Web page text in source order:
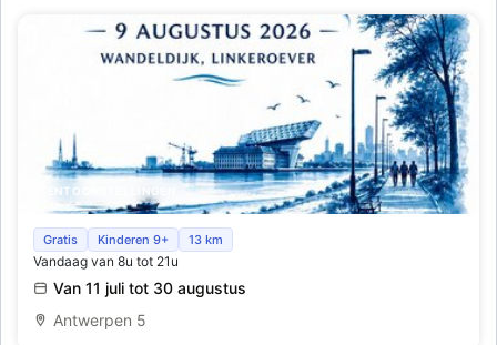
TENTOONSTELLINGEN
Poëtische Promenade
Gratis Kinderen 9+ 13 km
Vandaag van 8u tot 21u
Van 11 juli tot 30 augustus
Antwerpen 5